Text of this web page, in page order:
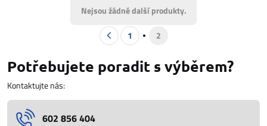
Nejsou žádné další produkty.
1
2
Potřebujete poradit s výběrem?
Kontaktujte nás:
602 856 404